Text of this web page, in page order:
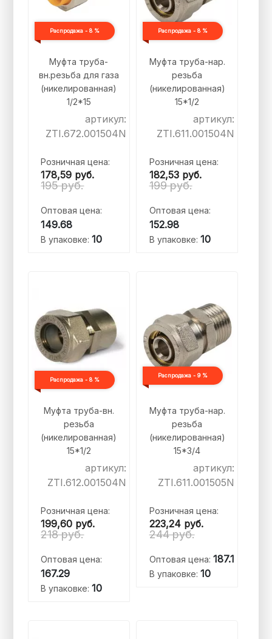
Распродажа - 8 %
Муфта труба-
вн.резьба для газа
(никелированная)
1/2*15
артикул:
ZTI.672.001504N
Розничная цена:
178,59 руб.
195 руб.
Оптовая цена:
149.68
В упаковке:10
Распродажа - 8 %
Муфта труба-нар.
резьба
(никелированная)
15*1/2
артикул:
ZTI.611.001504N
Розничная цена:
182,53 руб.
199 руб.
Оптовая цена:
152.98
В упаковке: 10
Распродажа - 8 %
Муфта труба-вн.
резьба
(никелированная)
15*1/2
артикул:
ZTI.612.001504N
Розничная цена:
199,60 руб.
218 руб.
Оптовая цена:
167.29
В упаковке:10
Распродажа - 9 %
Муфта труба-нар.
резьба
(никелированная)
15*3/4
артикул:
ZTI.611.001505N
Розничная цена:
223,24 руб.
244 руб.
Оптовая цена: 187.1
В упаковке: 10